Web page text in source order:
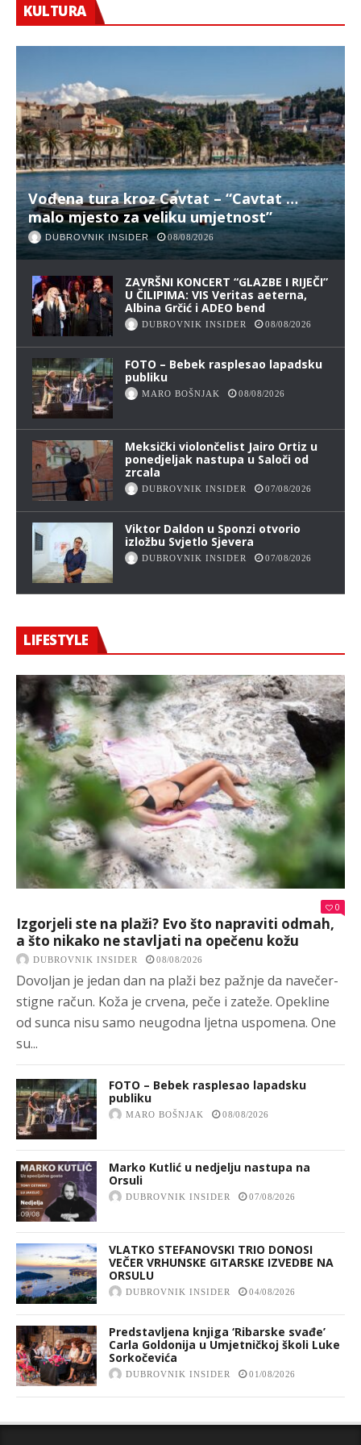
KULTURA
Vođena tura kroz Cavtat – “Cavtat …
malo mjesto za veliku umjetnost”
DUBROVNIK INSIDER 08/08/2026
ZAVRŠNI KONCERT “GLAZBE I RIJEČI”
U ČILIPIMA: VIS Veritas aeterna,
Albina Grčić i ADEO bend
DUBROVNIK INSIDER 08/08/2026
FOTO – Bebek rasplesao lapadsku
publiku
MARO BOŠNJAK 08/08/2026
Meksički violončelist Jairo Ortiz u
ponedjeljak nastupa u Saloči od
zrcala
DUBROVNIK INSIDER 07/08/2026
Viktor Daldon u Sponzi otvorio
izložbu Svjetlo Sjevera
DUBROVNIK INSIDER 07/08/2026
LIFESTYLE
0
Izgorjeli ste na plaži? Evo što napraviti odmah,
a što nikako ne stavljati na opečenu kožu
DUBROVNIK INSIDER 08/08/2026
Dovoljan je jedan dan na plaži bez pažnje da navečer-
stigne račun. Koža je crvena, peče i zateže. Opekline
od sunca nisu samo neugodna ljetna uspomena. One
su...
FOTO – Bebek rasplesao lapadsku
publiku
MARO BOŠNJAK 08/08/2026
Marko Kutlić u nedjelju nastupa na
Orsuli
DUBROVNIK INSIDER 07/08/2026
VLATKO STEFANOVSKI TRIO DONOSI
VEČER VRHUNSKE GITARSKE IZVEDBE NA
ORSULU
DUBROVNIK INSIDER 04/08/2026
Predstavljena knjiga ‘Ribarske svađe’
Carla Goldonija u Umjetničkoj školi Luke
Sorkočevića
DUBROVNIK INSIDER 01/08/2026